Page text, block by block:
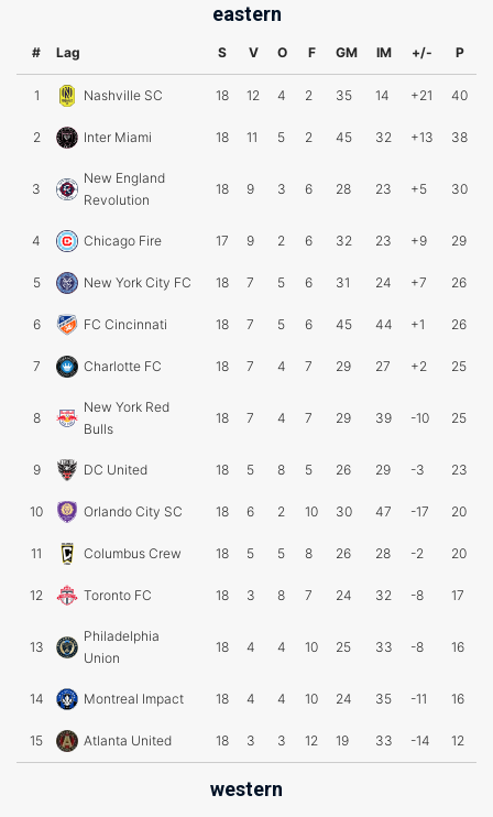
eastern
# Lag S V O F GM IM +/- P
1 Nashville SC 18 12 4 2 35 14 +21 40
2 Inter Miami 18 11 5 2 45 32 +13 38
3
New England
Revolution
18 9 3 6 28 23 +5 30
4 Chicago Fire 17 9 2 6 32 23 +9 29
5 New York City FC 18 7 5 6 31 24 +7 26
6 FC Cincinnati 18 7 5 6 45 44 +1 26
7 Charlotte FC 18 7 4 7 29 27 +2 25
8
New York Red
Bulls
18 7 4 7 29 39 -10 25
9 DC United 18 5 8 5 26 29 -3 23
10 Orlando City SC 18 6 2 10 30 47 -17 20
11 Columbus Crew 18 5 5 8 26 28 -2 20
12 Toronto FC 18 3 8 7 24 32 -8 17
13
Philadelphia
Union
18 4 4 10 25 33 -8 16
14 Montreal Impact 18 4 4 10 24 35 -11 16
15 Atlanta United 18 3 3 12 19 33 -14 12
western